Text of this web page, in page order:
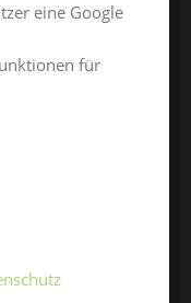
eine Google
für